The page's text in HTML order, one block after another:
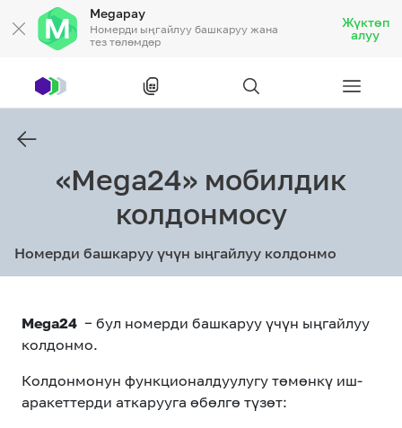
Megapay
Номерди ыңгайлуу башкаруу жана
тез төлөмдөр
Жүктөп
алуу
Жеке кардарларга
Жеке кардарларга
Ишкердик үчүн
Тарифтер Акциялар Роуминг
eSIM M2M
«Mega24» мобилдик
колдонмосу
Номерди башкаруу үчүн ыңгайлуу колдонмо
Mega24 − бул номерди башкаруу үчүн ыңгайлуу
колдонмо.
Колдонмонун функционалдуулугу төмөнкү иш-
аракеттерди аткарууга өбөлгө түзөт: